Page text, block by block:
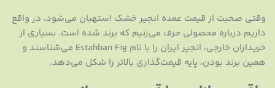
وقتی صحبت از قیمت عمده انجیر خشک استهبان می‌شود، در واقع
داریم درباره محصولی حرف می‌زنیم که برند شده است. بسیاری از
خریداران خارجی، انجیر ایران را با نام Estahban Fig می‌شناسند و
همین برند بودن، پایه قیمت‌گذاری بالاتر را شکل می‌دهد.